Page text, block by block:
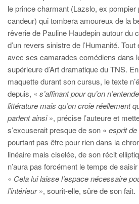
le prince charmant (Lazslo, ex pompier
candeur) qui tombera amoureux de la
rêverie de Pauline Haudepin autour du
d’un revers sinistre de l’Humanité.
avec ses camarades comédiens dans
supérieure d’Art dramatique du TNS.
maquette durant son cursus, le texte
depuis, « s’affinant pour qu’on
littérature mais qu’on croie réellement
parlent ainsi», précise l’auteure et
s’excuserait presque de son « esprit de
pourtant pas être pour rien dans la
linéaire mais ciselée, de son récit
n’aura pas forcément le temps de
« Cela lui laisse l’espace nécessaire
l’intérieur», sourit-elle, sûre de son fait.